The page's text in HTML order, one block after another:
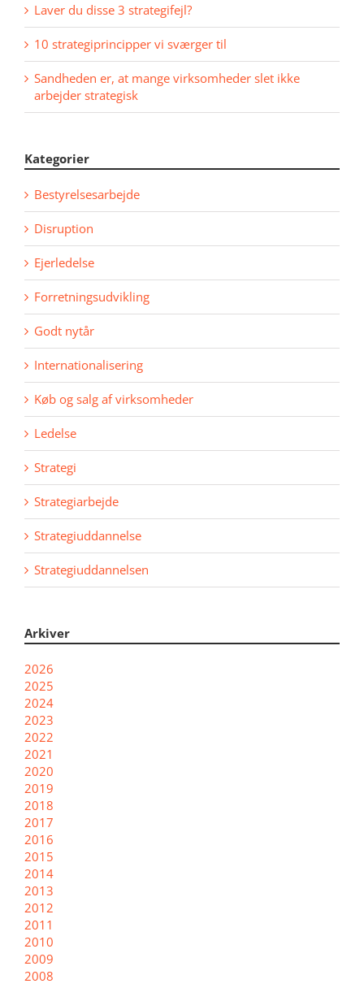
Laver du disse 3 strategifejl?
10 strategiprincipper vi sværger til
Sandheden er, at mange virksomheder slet ikke
arbejder strategisk
Kategorier
Bestyrelsesarbejde
Disruption
Ejerledelse
Forretningsudvikling
Godt nytår
Internationalisering
Køb og salg af virksomheder
Ledelse
Strategi
Strategiarbejde
Strategiuddannelse
Strategiuddannelsen
Arkiver
2026
2025
2024
2023
2022
2021
2020
2019
2018
2017
2016
2015
2014
2013
2012
2011
2010
2009
2008